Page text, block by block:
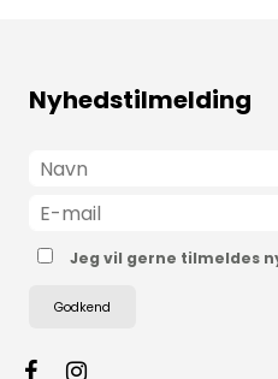
Nyhedstilmelding
Jeg vil gerne tilmeldes
Godkend